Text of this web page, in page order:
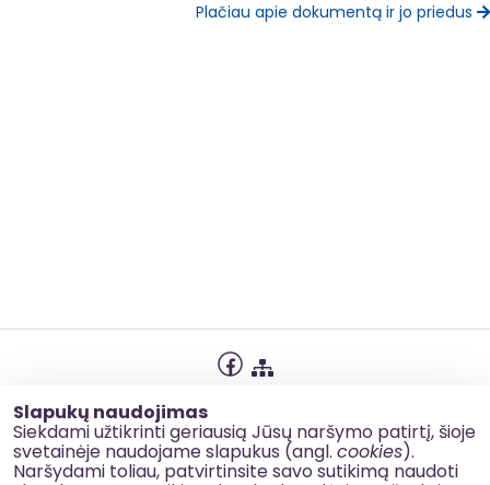
Slapukų naudojimas
Siekdami užtikrinti geriausią Jūsų naršymo patirtį, šioje
svetainėje naudojame slapukus (angl. cookies).
Naršydami toliau, patvirtinsite savo sutikimą naudoti
Plačiau apie dokumentą ir jo priedus
Slapukų naudojimas
Korupcijos prevencija